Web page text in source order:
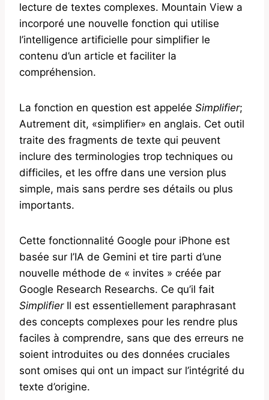
lecture de textes complexes. Mountain View a
incorporé une nouvelle fonction qui utilise
l’intelligence artificielle pour simplifier le
contenu d’un article et faciliter la
compréhension.
La fonction en question est appelée Simplifier;
Autrement dit, «simplifier» en anglais. Cet outil
traite des fragments de texte qui peuvent
inclure des terminologies trop techniques ou
difficiles, et les offre dans une version plus
simple, mais sans perdre ses détails ou plus
importants.
Cette fonctionnalité Google pour iPhone est
basée sur l’IA de Gemini et tire parti d’une
nouvelle méthode de « invites » créée par
Google Research Researchs. Ce qu’il fait
SimplifierIl est essentiellement paraphrasant
des concepts complexes pour les rendre plus
faciles à comprendre, sans que des erreurs ne
soient introduites ou des données cruciales
sont omises qui ont un impact sur l’intégrité du
texte d’origine.